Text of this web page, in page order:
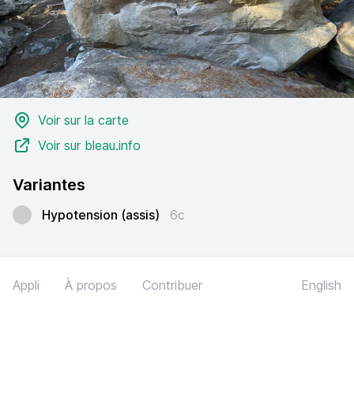
Voir sur la carte
Voir sur bleau.info
Variantes
Hypotension (assis) 6c
Appli À propos Contribuer English